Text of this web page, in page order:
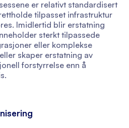
er relativt standardisert
tilpasset infrastruktur
Imidlertid blir erstatning
sterkt tilpassede
eller komplekse
skaper erstatning av
forstyrrelse enn å